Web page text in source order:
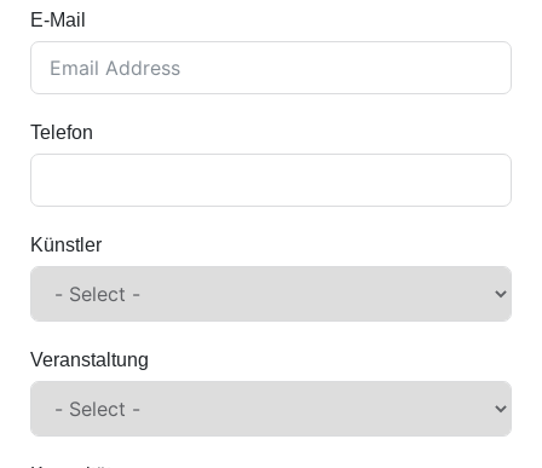
E-Mail
Telefon
Künstler
Veranstaltung